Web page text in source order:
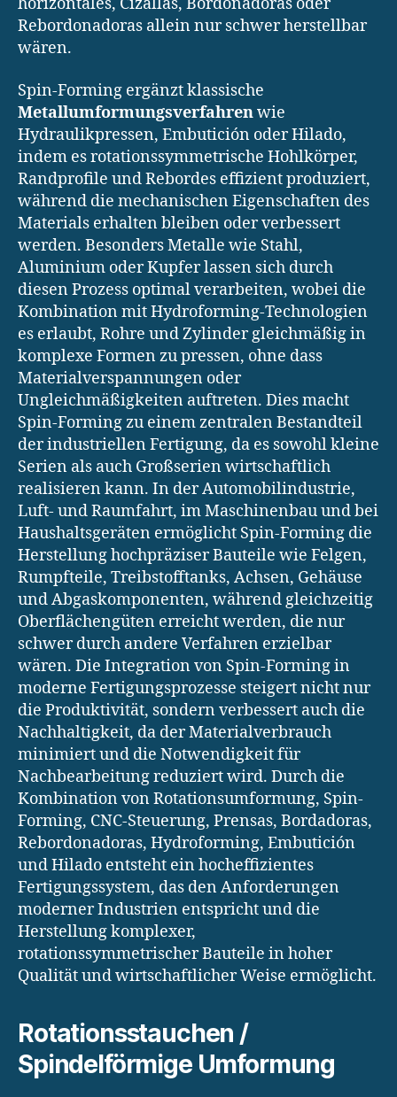
horizontales, Cizallas, Bordonadoras oder
Rebordonadoras allein nur schwer herstellbar
wären.
Spin-Forming ergänzt klassische
Metallumformungsverfahrenwie
Hydraulikpressen, Embutición oder Hilado,
indem es rotationssymmetrische Hohlkörper,
Randprofile und Rebordes effizient produziert,
während die mechanischen Eigenschaften des
Materials erhalten bleiben oder verbessert
werden. Besonders Metalle wie Stahl,
Aluminium oder Kupfer lassen sich durch
diesen Prozess optimal verarbeiten, wobei die
Kombination mit Hydroforming-Technologien
es erlaubt, Rohre und Zylinder gleichmäßig in
komplexe Formen zu pressen, ohne dass
Materialverspannungen oder
Ungleichmäßigkeiten auftreten. Dies macht
Spin-Forming zu einem zentralen Bestandteil
der industriellen Fertigung, da es sowohl kleine
Serien als auch Großserien wirtschaftlich
realisieren kann. In der Automobilindustrie,
Luft- und Raumfahrt, im Maschinenbau und bei
Haushaltsgeräten ermöglicht Spin-Forming die
Herstellung hochpräziser Bauteile wie Felgen,
Rumpfteile, Treibstofftanks, Achsen, Gehäuse
und Abgaskomponenten, während gleichzeitig
Oberflächengüten erreicht werden, die nur
schwer durch andere Verfahren erzielbar
wären. Die Integration von Spin-Forming in
moderne Fertigungsprozesse steigert nicht nur
die Produktivität, sondern verbessert auch die
Nachhaltigkeit, da der Materialverbrauch
minimiert und die Notwendigkeit für
Nachbearbeitung reduziert wird. Durch die
Kombination von Rotationsumformung, Spin-
Forming, CNC-Steuerung, Prensas, Bordadoras,
Rebordonadoras, Hydroforming, Embutición
und Hilado entsteht ein hocheffizientes
Fertigungssystem, das den Anforderungen
moderner Industrien entspricht und die
Herstellung komplexer,
rotationssymmetrischer Bauteile in hoher
Qualität und wirtschaftlicher Weise ermöglicht.
Rotationsstauchen /
Spindelförmige Umformung